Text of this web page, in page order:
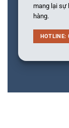
mang lại sự
hàng.
HOTLINE: